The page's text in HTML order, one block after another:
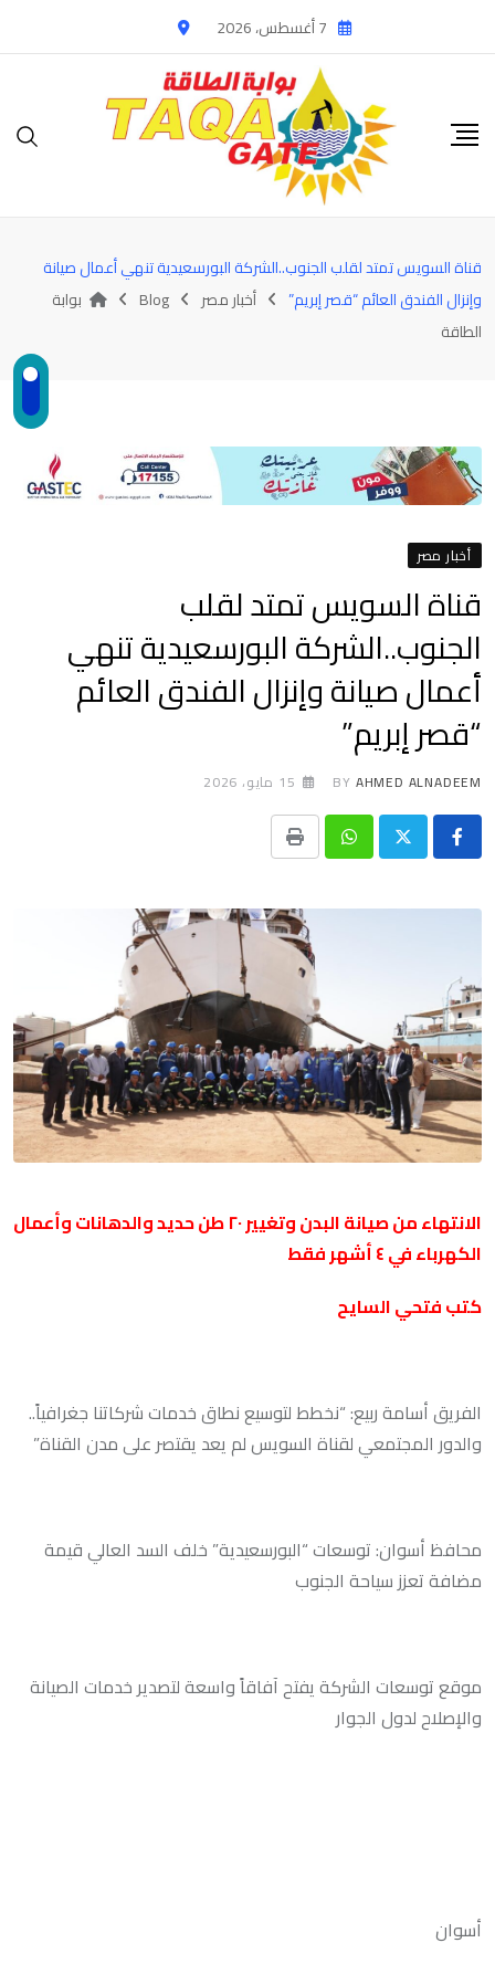
to
7 أغسطس، 2026
قناة السويس تمتد لقلب الجنوب..الشركة البورسعيدية تنهي أعمال صيانة
وإنزال الفندق العائم “قصر إبريم”
أخبار مصر Blog
بوابة
الطاقة
أخبار مصر
قناة السويس تمتد لقلب
الجنوب..الشركة البورسعيدية تنهي
أعمال صيانة وإنزال الفندق العائم
“قصر إبريم”
BY AHMED ALNADEEM 15 مايو، 2026
Whatsapp
Print
الانتهاء من صيانة البدن وتغيير ٢٠ طن حديد والدهانات وأعمال
الكهرباء في ٤ أشهر فقط
كتب فتحي السايح
الفريق أسامة ربيع: “نخطط لتوسيع نطاق خدمات شركاتنا جغرافياً..
والدور المجتمعي لقناة السويس لم يعد يقتصر على مدن القناة”
محافظ أسوان: توسعات “البورسعيدية” خلف السد العالي قيمة
مضافة تعزز سياحة الجنوب
موقع توسعات الشركة يفتح آفاقاً واسعة لتصدير خدمات الصيانة
والإصلاح لدول الجوار
أسوان